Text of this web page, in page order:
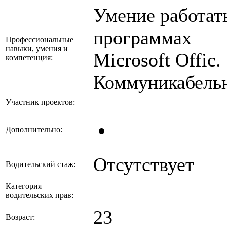
Профессиональные
навыки, умения и
компетенция:
Умение
программах
Microsoft Offic.
Участник проектов:
Дополнительно:
Водительский стаж: Отсутствует
Категория
водительских прав:
Возраст: 23